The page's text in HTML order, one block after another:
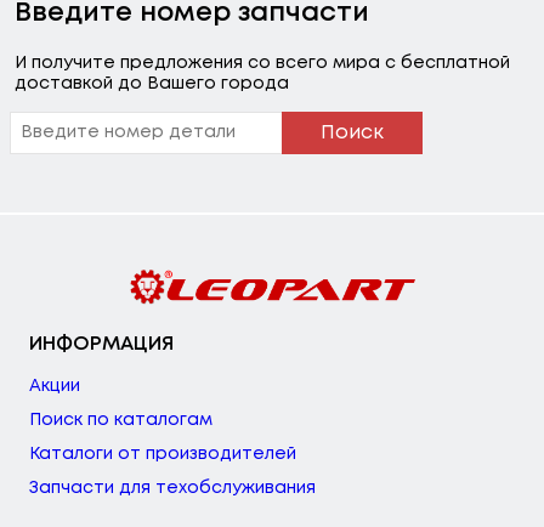
Введите номер запчасти
И получите предложения со всего мира с бесплатной
доставкой до Вашего города
Поиск
ИНФОРМАЦИЯ
Акции
Поиск по каталогам
Каталоги от производителей
Запчасти для техобслуживания